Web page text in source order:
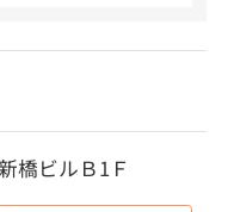
橋ビルＢ1Ｆ